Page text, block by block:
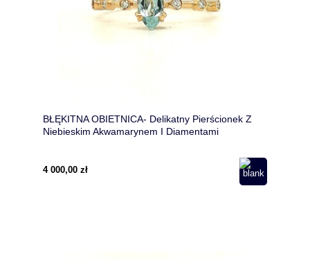
BŁĘKITNA OBIETNICA- Delikatny Pierścionek Z
Niebieskim Akwamarynem I Diamentami
4 000,00 zł